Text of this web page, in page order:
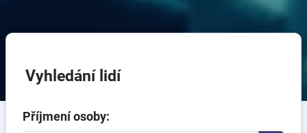
Vyhledání lidí
Příjmení osoby: